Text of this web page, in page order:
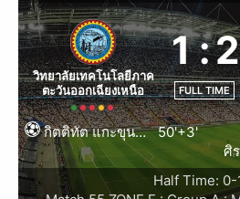
วิทยาลัยเทคโนโลยีภาค
ตะวันออกเฉียงเหนือ
1:2
FULL TIME
กิตติทัต แกะขุนทด 50'+3'
ศิ
Half Time: 0-